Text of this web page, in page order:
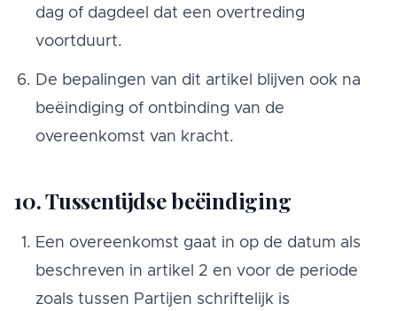
dag of dagdeel dat een overtreding
voortduurt.
De bepalingen van dit artikel blijven ook na
beëindiging of ontbinding van de
overeenkomst van kracht.
10. Tussentijdse beëindiging
Een overeenkomst gaat in op de datum als
beschreven in artikel 2 en voor de periode
zoals tussen Partijen schriftelijk is